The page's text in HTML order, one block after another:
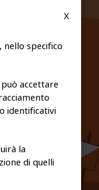
X
specifico
accettare
identificativi
la
di quelli